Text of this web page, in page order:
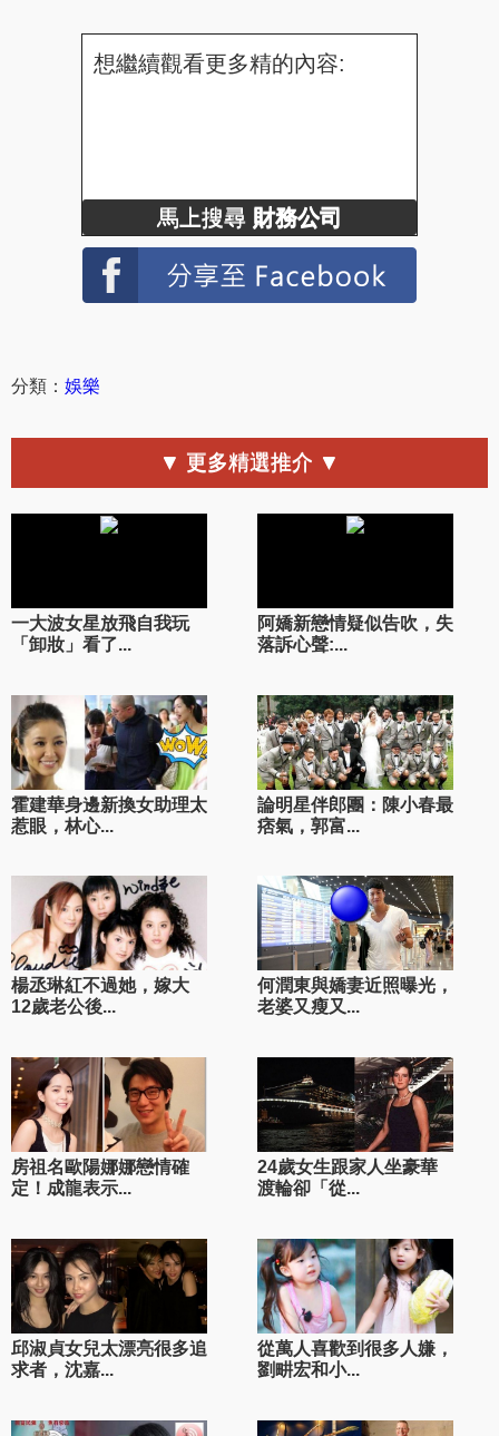
想繼續觀看更多精的內容:
馬上搜尋 財務公司
分類： 娛樂
▼ 更多精選推介 ▼
一大波女星放飛自我玩
「卸妝」看了...
阿嬌新戀情疑似告吹，失
落訴心聲:...
霍建華身邊新換女助理太
惹眼，林心...
論明星伴郎團：陳小春最
痞氣，郭富...
楊丞琳紅不過她，嫁大
12歲老公後...
何潤東與嬌妻近照曝光，
老婆又瘦又...
房祖名歐陽娜娜戀情確
定！成龍表示...
24歲女生跟家人坐豪華
渡輪卻「從...
邱淑貞女兒太漂亮很多追
求者，沈嘉...
從萬人喜歡到很多人嫌，
劉畊宏和小...